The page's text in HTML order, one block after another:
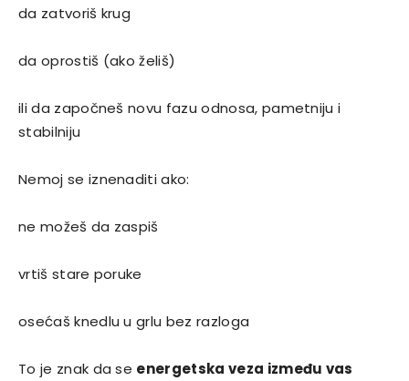
da zatvoriš krug
da oprostiš (ako želiš)
ili da započneš novu fazu odnosa, pametniju i
stabilniju
Nemoj se iznenaditi ako:
ne možeš da zaspiš
vrtiš stare poruke
osećaš knedlu u grlu bez razloga
To je znak da se energetska veza između vas